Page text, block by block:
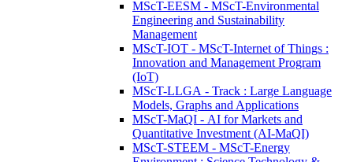
MScT-EESM - MScT-Environmental
Engineering and Sustainability
Management
MScT-IOT - MScT-Internet of Things :
Innovation and Management Program
(IoT)
MScT-LLGA - Track : Large Language
Models, Graphs and Applications
MScT-MaQI - AI for Markets and
Quantitative Investment (AI-MaQI)
MScT-STEEM - MScT-Energy